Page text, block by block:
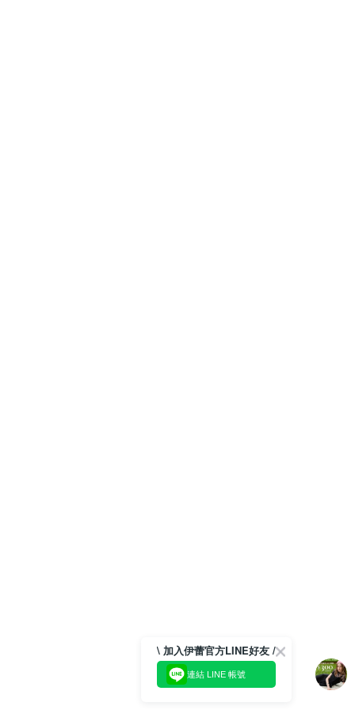
\ 加入伊蕾官方LINE好友 /
連結 LINE 帳號